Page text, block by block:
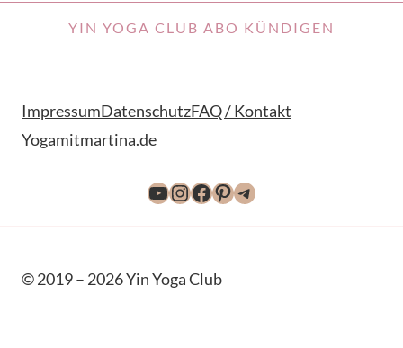
YIN YOGA CLUB ABO KÜNDIGEN
ImpressumDatenschutzFAQ / Kontakt
Yogamitmartina.de
YouTube
Instagram
Facebook
Pinterest
Telegram
© 2019 – 2026 Yin Yoga Club